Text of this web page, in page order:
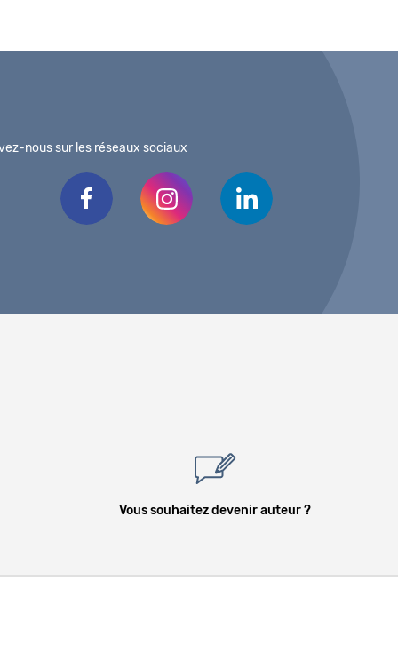
nous sur les réseaux sociaux
Vous souhaitez devenir auteur ?